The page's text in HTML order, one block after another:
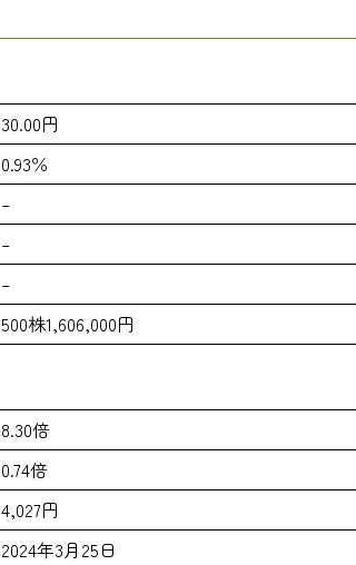
30.00円
0.93％
–
–
–
500株1,606,000円
8.30倍
0.74倍
4,027円
2024年3月25日